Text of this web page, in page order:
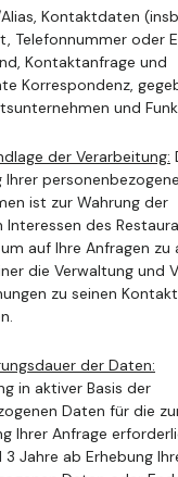
Kontaktdaten
Telefonnummer oder
Kontaktanfrage und
Korrespondenz,
und
der Verarbeitung:
Ihrer
ist zur Wahrung der
des
auf Ihre Anfragen
die Verwaltung und
zu seinen
der Daten:
in aktiver Basis der
Daten für die
Ihrer Anfrage
Jahre ab Erhebung